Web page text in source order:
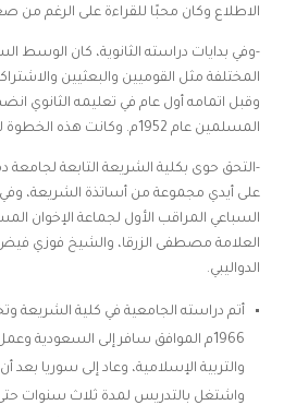
الاطلاع وكان محبًا للقراءة على الرغم من
-وفي بدايات دراسته الثانوية، كان الوسط
المختلفة مثل القوميين والبعثيين
وقبل اتمامه أول عام في تعليمه الثانوي
المسلمين عام 1952م. وكانت هذه الخطوة لها تأثير كبير في تكوينه الفكري.
على أيدي مجموعة من أساتذة الشريعة،
السباعي المراقب الأول لجماعة الإخوان
العلامة مصطفى الزرقا، والشيخ فوزي
الدواليبي.
1966م الموافق سافر إلى السعودية
والتربية الإسلامية، وعاد إلى سوريا
واشتغل بالتدريس لمدة ثلاث سنوات